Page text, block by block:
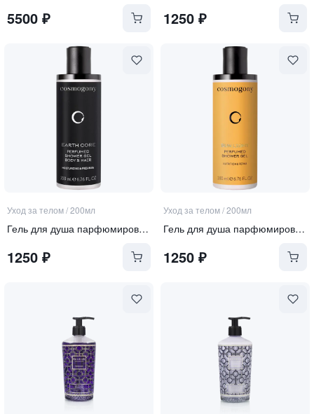
5500 ₽ 1250₽
Уход за телом/200мл
Гель для душа парфюмированный для тела и волос
1250 ₽
Уход за телом/200мл
Гель для душа парфюмированный
1250₽